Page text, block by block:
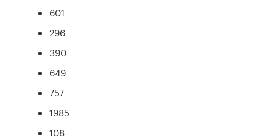
601
296
390
649
757
1985
108